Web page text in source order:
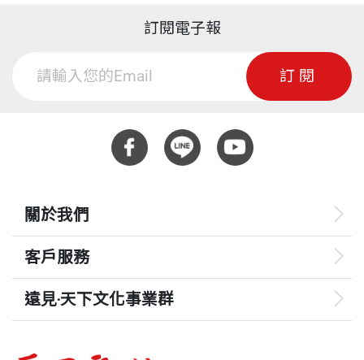
訂閱電子報
訂閱
關於我們
客戶服務
遠見‧天下文化事業群